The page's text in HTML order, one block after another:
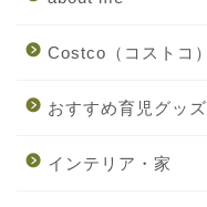
Costco（コストコ）
おすすめ育児グッズ
インテリア・家